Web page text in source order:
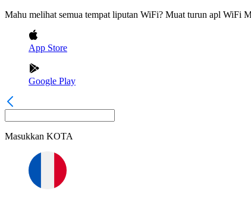
Mahu melihat semua tempat liputan WiFi? Muat turun apl WiFi
App Store
Google Play
Masukkan KOTA